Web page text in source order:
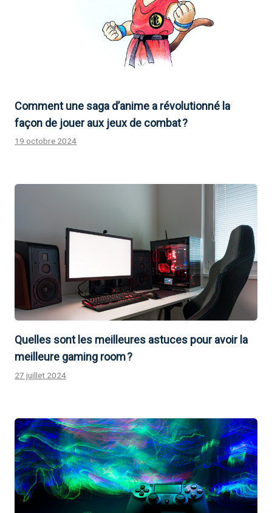
Comment une saga d’anime a révolutionné la
façon de jouer aux jeux de combat ?
19 octobre 2024
Quelles sont les meilleures astuces pour avoir la
meilleure gaming room ?
27 juillet 2024